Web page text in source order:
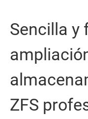
Sencilla y
ZFS